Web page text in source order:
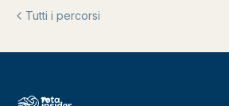
Tutti i percorsi